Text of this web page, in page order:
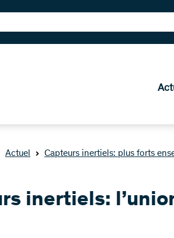
Actuel Capteurs inertiels: plus forts
inertiels: